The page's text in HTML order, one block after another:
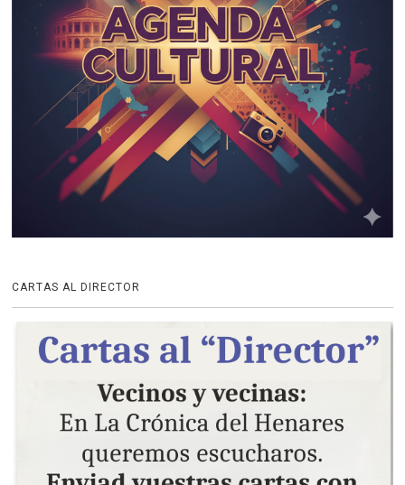
CARTAS AL DIRECTOR